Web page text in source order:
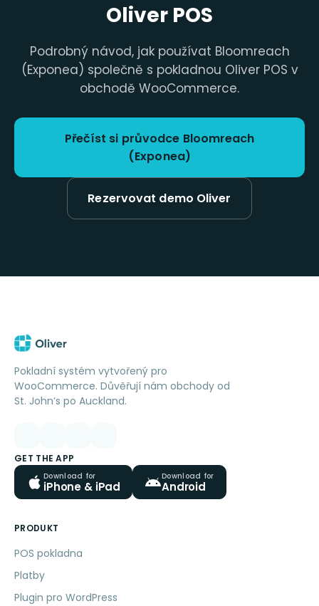
Oliver POS
Podrobný návod, jak používat Bloomreach
(Exponea) společně s pokladnou Oliver POS v
obchodě WooCommerce.
Přečíst si průvodce Bloomreach
(Exponea)
Rezervovat demo Oliver
Pokladní systém vytvořený pro
WooCommerce. Důvěřují nám obchody od
St. John’s po Auckland.
GET THE APP
Download for
iPhone & iPad
Download for
Android
PRODUKT
POS pokladna
Platby
Plugin pro WordPress